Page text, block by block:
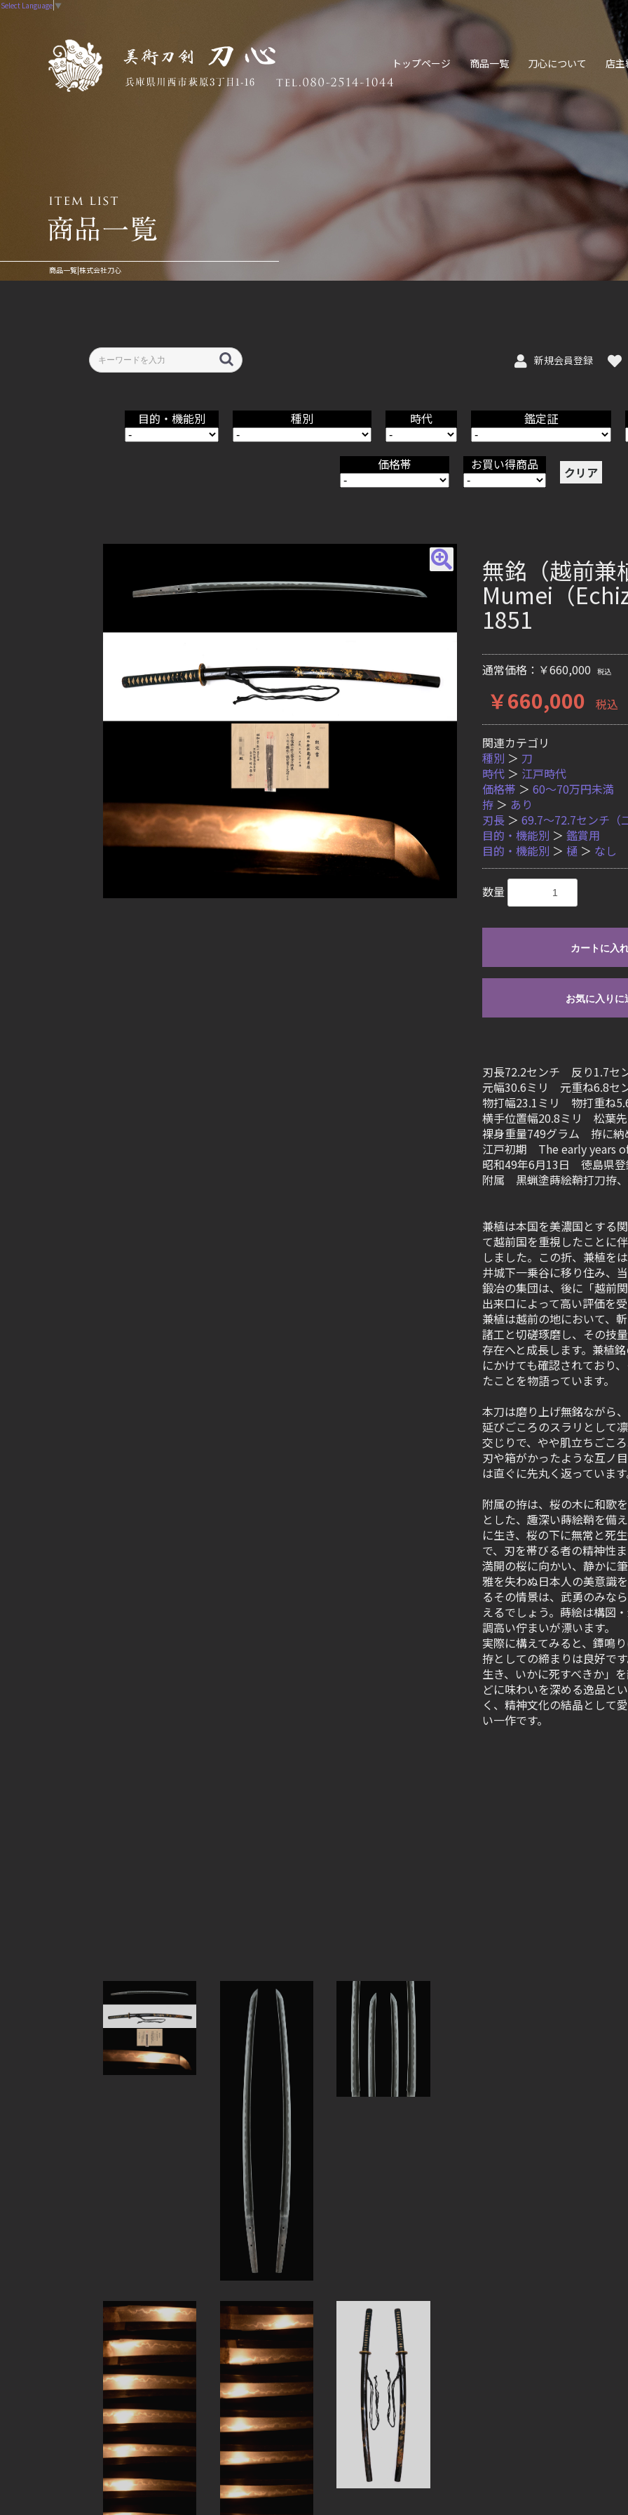
Select Language ▼
商品一覧|株式会社刀心
トップページ 商品一覧 刀心について 店主
新規会員登録
目的・機能別 種別 時代 鑑定証
価格帯 お買い得商品 クリア
無銘（越前
Mumei（
1851
通常価格：￥660,000 税込
￥660,000 税込
関連カテゴリ
種別 ＞ 刀
時代 ＞ 江戸時代
価格帯 ＞ 60〜70万円未満
拵 ＞ あり
刃長 ＞ 69.7〜72.7センチ（
目的・機能別 ＞ 鑑賞用
目的・機能別 ＞ 樋 ＞ なし
数量
カートに入
お気に入りに
刃長72.2センチ 反り1.7セ
元幅30.6ミリ 元重ね6.8セ
物打幅23.1ミリ 物打重ね
横手位置幅20.8ミリ 松葉先
裸身重量749グラム 拵に納
江戸初期 The early years
昭和49年6月13日 徳島県登
附属 黒蝋塗蒔絵鞘打刀拵
兼植は本国を美濃国とする
て越前国を重視したことに
しました。この折、兼植を
井城下一乗谷に移り住み、
鍛冶の集団は、後に「越前
出来口によって高い評価を受
兼植は越前の地において、
諸工と切磋琢磨し、その技
存在へと成長します。兼植
にかけても確認されており
たことを物語っています。
本刀は磨り上げ無銘ながら
延びごころのスラリとして
交じりで、やや肌立ちごこ
刃や箱がかったような互ノ
は直ぐに先丸く返っています
附属の拵は、桜の木に和歌
とした、趣深い蒔絵鞘を備
に生き、桜の下に無常と死
で、刃を帯びる者の精神性
満開の桜に向かい、静かに
雅を失わぬ日本人の美意識
るその情景は、武勇のみな
えるでしょう。蒔絵は構図
調高い佇まいが漂います。
実際に構えてみると、鐔鳴
拵としての締まりは良好で
生き、いかに死すべきか」
どに味わいを深める逸品と
く、精神文化の結晶として
い一作です。